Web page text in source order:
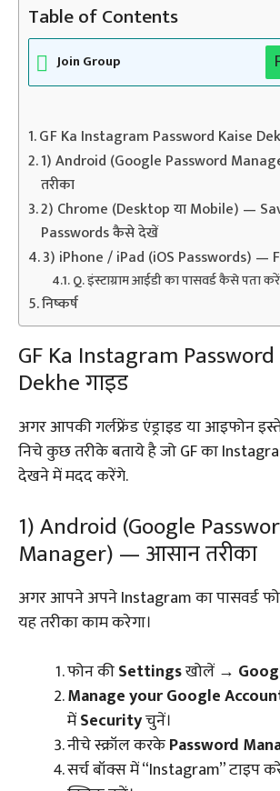
Table of Contents
Join Group
GF Ka Instagram Password Kaise
1) Android (Google Password
तरीका
2) Chrome (Desktop या Mobile) —
Passwords कैसे देखें
3) iPhone / iPad (iOS Passwords) —
Q. इंस्टाग्राम आईडी का पासवर्ड कैसे पता करें
निष्कर्ष
GF Ka Instagram
Dekhe गाइड
अगर आपकी गर्लफ्रेंड एंड्राइड या आइफोन
निचे कुछ तरीके बताये है जो GF का
देखने में मदद करेंगे.
1) Android (Google
Manager) — आसान तरीका
अगर आपने अपने Instagram का पासवर्ड
यह तरीका काम करेगा।
फोन कीSettingsखोलें →
Manage your Google
मेंSecurityचुनें।
नीचे स्क्रॉल करकेPassword
सर्च बॉक्स में “Instagram” टाइप